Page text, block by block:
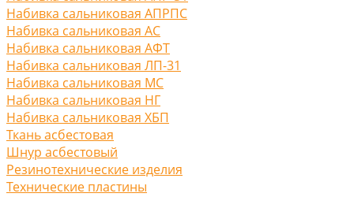
Набивка сальниковая АПРПС
Набивка сальниковая АС
Набивка сальниковая АФТ
Набивка сальниковая ЛП-31
Набивка сальниковая МС
Набивка сальниковая НГ
Набивка сальниковая ХБП
Ткань асбестовая
Шнур асбестовый
Резинотехнические изделия
Технические пластины